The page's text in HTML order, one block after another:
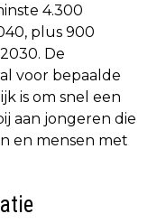
4.300
plus 900
De
voor bepaalde
is om snel een
aan jongeren die
en mensen met